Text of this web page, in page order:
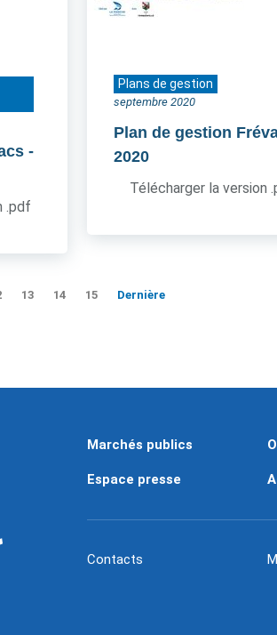
-
.pdf
Plans de gestion
septembre 2020
Plan de gestion
2020
Télécharger la version
13 14 15 Dernière
Marchés publics
Espace presse
Contacts